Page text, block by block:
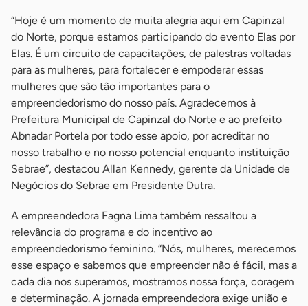
“Hoje é um momento de muita alegria aqui em Capinzal
do Norte, porque estamos participando do evento Elas por
Elas. É um circuito de capacitações, de palestras voltadas
para as mulheres, para fortalecer e empoderar essas
mulheres que são tão importantes para o
empreendedorismo do nosso país. Agradecemos à
Prefeitura Municipal de Capinzal do Norte e ao prefeito
Abnadar Portela por todo esse apoio, por acreditar no
nosso trabalho e no nosso potencial enquanto instituição
Sebrae”, destacou Allan Kennedy, gerente da Unidade de
Negócios do Sebrae em Presidente Dutra.
A empreendedora Fagna Lima também ressaltou a
relevância do programa e do incentivo ao
empreendedorismo feminino. “Nós, mulheres, merecemos
esse espaço e sabemos que empreender não é fácil, mas a
cada dia nos superamos, mostramos nossa força, coragem
e determinação. A jornada empreendedora exige união e